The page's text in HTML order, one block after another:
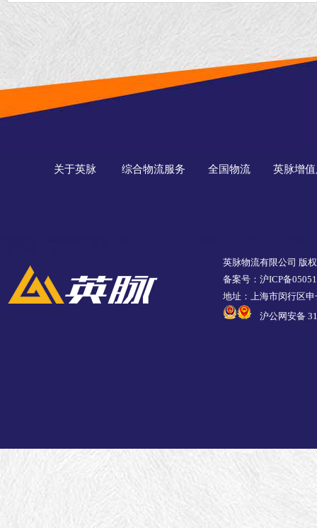
关于英脉 综合物流服务 全国物流 英脉增
英脉物流有限公司 版
备案号：沪ICP备
地址：上海市闵行区
沪公网安备